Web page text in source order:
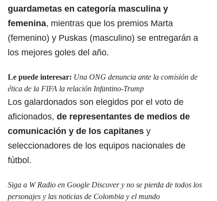
guardametas en categoría masculina y
femenina, mientras que los premios Marta
(femenino) y Puskas (masculino) se entregarán a
los mejores goles del año.
Le puede interesar: Una ONG denuncia ante la comisión de
ética de la FIFA la relación Infantino-Trump
Los galardonados son elegidos por el voto de
aficionados, de representantes de medios de
comunicación y de los capitanes y
seleccionadores de los equipos nacionales de
fútbol.
Siga a W Radio en Google Discover y no se pierda de todos los
personajes y las noticias de Colombia y el mundo